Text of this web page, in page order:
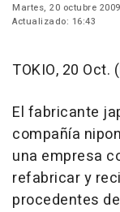
Martes, 20 octubre 2009
Actualizado: 16:43
TOKIO, 20 Oct.
El fabricante
compañía
una empresa
refabricar y
procedentes